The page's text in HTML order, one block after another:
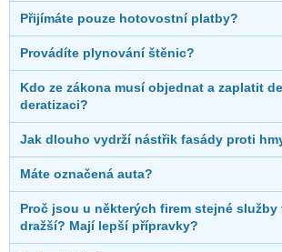
Přijímáte pouze hotovostní platby?
Provádíte plynování štěnic?
Kdo ze zákona musí objednat a zaplatit
deratizaci?
Jak dlouho vydrží nástřik fasády proti
Máte označená auta?
Proč jsou u některých firem stejné služby
dražší? Mají lepší přípravky?